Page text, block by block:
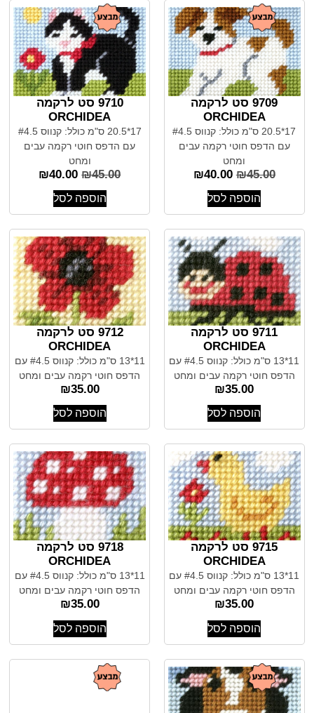
9709 סט לרקמה
ORCHIDEA
17*20.5 ס"מ כולל: קנווס #4.5
עם הדפס חוטי רקמה עבים
ומחט
₪45.00
₪40.00
הוספה לסל
9710 סט לרקמה
ORCHIDEA
17*20.5 ס"מ כולל: קנווס #4.5
עם הדפס חוטי רקמה עבים
ומחט
₪45.00
₪40.00
הוספה לסל
9711 סט לרקמה
ORCHIDEA
11*13 ס"מ כולל: קנווס #4.5 עם
הדפס חוטי רקמה עבים ומחט
₪35.00
הוספה לסל
9712 סט לרקמה
ORCHIDEA
11*13 ס"מ כולל: קנווס #4.5 עם
הדפס חוטי רקמה עבים ומחט
₪35.00
הוספה לסל
9715 סט לרקמה
ORCHIDEA
11*13 ס"מ כולל: קנווס #4.5 עם
הדפס חוטי רקמה עבים ומחט
₪35.00
הוספה לסל
9718 סט לרקמה
ORCHIDEA
11*13 ס"מ כולל: קנווס #4.5 עם
הדפס חוטי רקמה עבים ומחט
₪35.00
הוספה לסל